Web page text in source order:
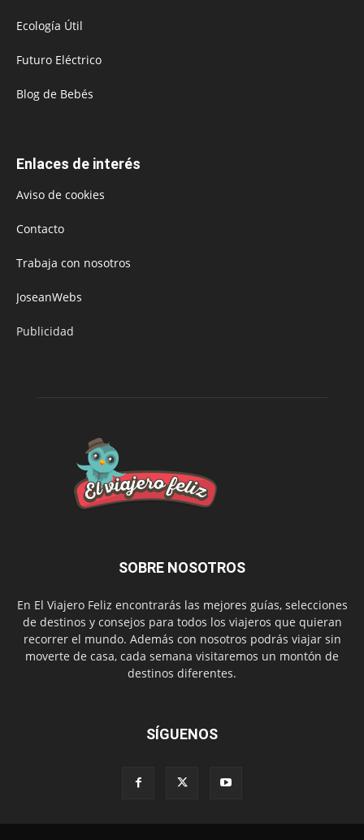
Ecología Útil
Futuro Eléctrico
Blog de Bebés
Enlaces de interés
Aviso de cookies
Contacto
Trabaja con nosotros
JoseanWebs
Publicidad
SOBRE NOSOTROS
En El Viajero Feliz encontrarás las mejores guías, selecciones
de destinos y consejos para todos los viajeros que quieran
recorrer el mundo. Además con nosotros podrás viajar sin
moverte de casa, cada semana visitaremos un montón de
destinos diferentes.
SÍGUENOS